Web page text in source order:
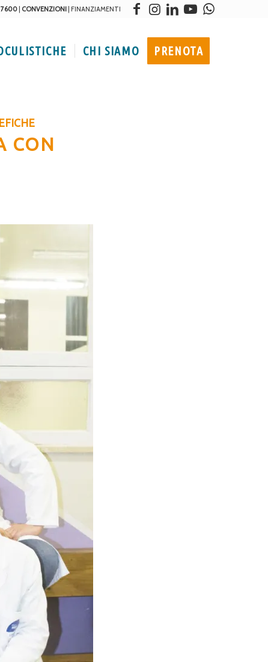
7600 CONVENZIONI FINANZIAMENTI
CHI SIAMO PRENOTA
CON